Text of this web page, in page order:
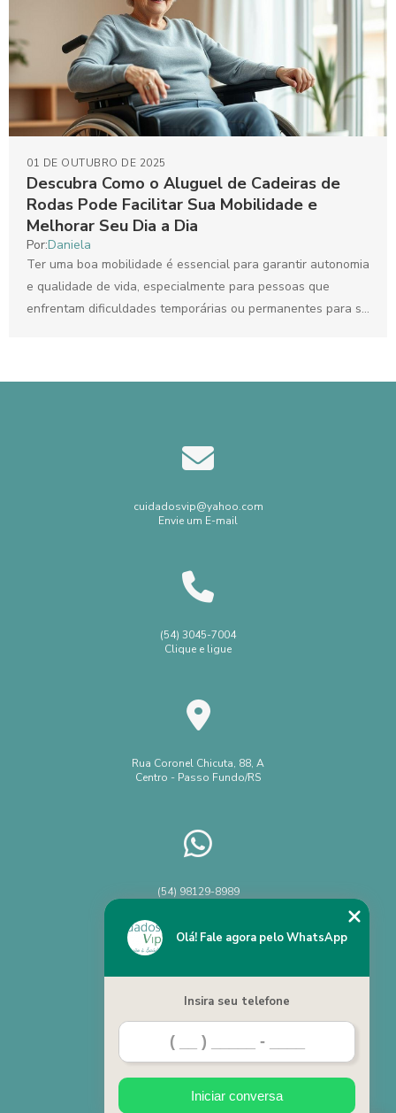
Descubra Como o Aluguel de Cadeiras de
Rodas Pode Facilitar Sua Mobilidade e
Melhorar Seu Dia a Dia
01 DE OUTUBRO DE 2025
Por:Daniela
Ter uma boa mobilidade é essencial para garantir autonomia
e qualidade de vida, especialmente para pessoas que
enfrentam dificuldades temporárias ou permanentes para se
cuidadosvip@yahoo.com
Envie um E-mail
(54) 3045-7004
Clique e ligue
Rua Coronel Chicuta, 88, A
Centro - Passo Fundo/RS
(54) 98129-8989
Home
Categorias
Contato
Olá! Fale agora pelo WhatsApp
Insira seu telefone
Iniciar conversa